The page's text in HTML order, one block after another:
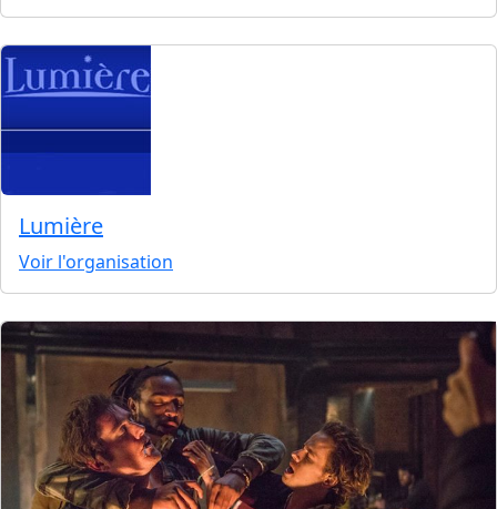
Lumière
Voir l'organisation